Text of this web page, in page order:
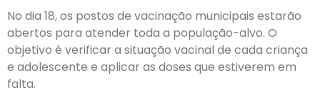
No dia 18, os postos de vacinação municipais estarão
abertos para atender toda a população-alvo. O
objetivo é verificar a situação vacinal de cada criança
e adolescente e aplicar as doses que estiverem em
falta.